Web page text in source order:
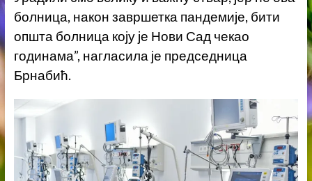
болница, након завршетка пандемије, бити
општа болница коју је Нови Сад чекао
годинама”, нагласила је председница
Брнабић.